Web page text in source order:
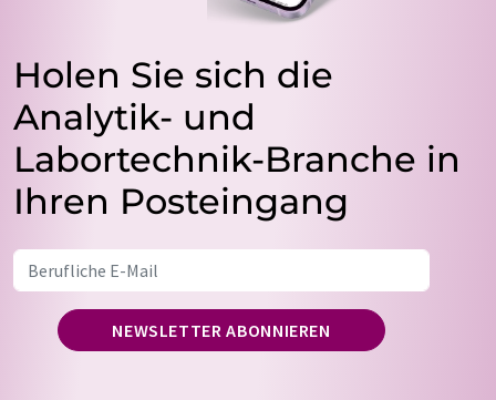
Holen Sie sich die
Analytik- und
Labortechnik-Branche in
Ihren Posteingang
NEWSLETTER ABONNIEREN